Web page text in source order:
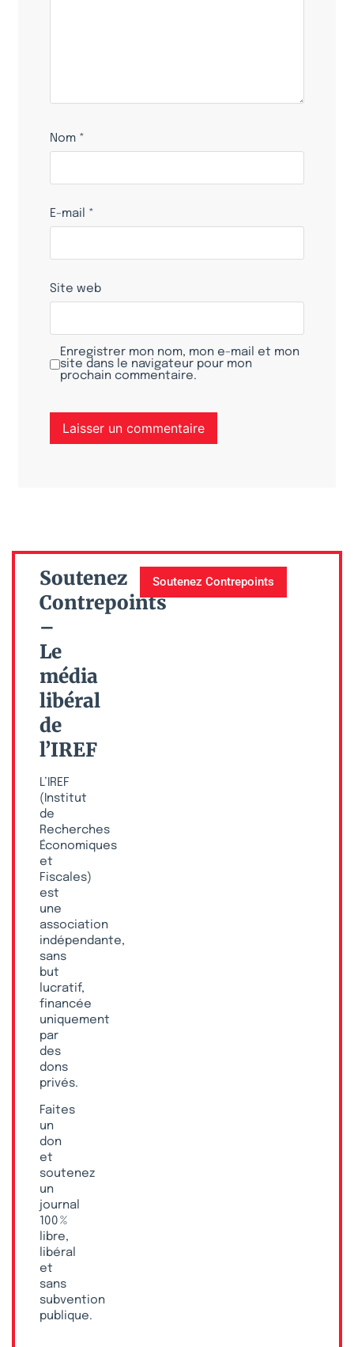
Nom *
E-mail *
Site web
Enregistrer mon nom, mon e-mail et mon
site dans le navigateur pour mon
prochain commentaire.
Soutenez
Contrepoints
–
Le
média
libéral
de
l’IREF
L’IREF
(Institut
de
Recherches
Économiques
et
Fiscales)
est
une
association
indépendante,
sans
but
lucratif,
financée
uniquement
par
des
dons
privés.
Faites
un
don
et
soutenez
un
journal
100 %
libre,
libéral
et
sans
subvention
publique.
Soutenez Contrepoints